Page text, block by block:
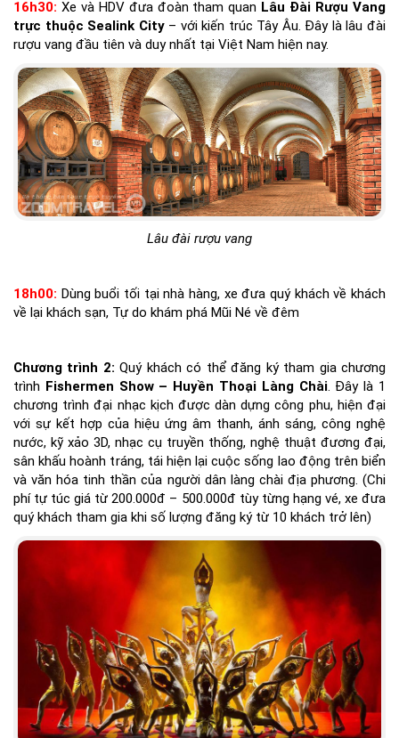
16h30: Xe và HDV đưa đoàn tham quan Lâu Đài Rượu Vang
trực thuộc Sealink City– với kiến trúc Tây Âu. Đây là lâu đài
rượu vang đầu tiên và duy nhất tại Việt Nam hiện nay.
Lâu đài rượu vang
18h00: Dùng buổi tối tại nhà hàng, xe đưa quý khách về khách
về lại khách sạn, Tự do khám phá Mũi Né về đêm
Chương trình 2: Quý khách có thể đăng ký tham gia chương
trình Fishermen Show – Huyền Thoại Làng Chài. Đây là 1
chương trình đại nhạc kịch được dàn dựng công phu, hiện đại
với sự kết hợp của hiệu ứng âm thanh, ánh sáng, công nghệ
nước, kỹ xảo 3D, nhạc cụ truyền thống, nghệ thuật đương đại,
sân khấu hoành tráng, tái hiện lại cuộc sống lao động trên biển
và văn hóa tinh thần của người dân làng chài địa phương. (Chi
phí tự túc giá từ 200.000đ – 500.000đ tùy từng hạng vé, xe đưa
quý khách tham gia khi số lượng đăng ký từ 10 khách trở lên)